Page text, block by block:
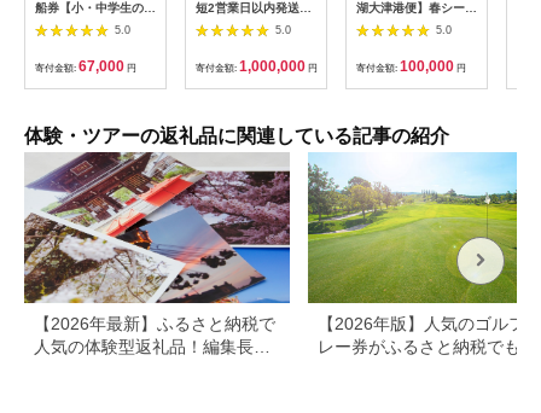
船券【小・中学生のお
子様】
5.0
寄付金額: 67,000 円
短2営業日以内発送】
別府市内の旅館やホテ
ルで使用できる宿泊補
助券 楽しい旅の思い
出を！ 宿泊券 大分県
別府市 3000円 15000
円 30万円 ホテル 旅
館 温泉 旅行 観光 ト
ラベル 宿泊補助券 チ
ケット クーポン 宿泊
お泊り 別府温泉 別府
観光 地獄めぐり 旅 お
すすめ 人気 体験型 節
約_B030-007
5.0
寄付金額: 1,000,000 円
湖大津港便】春シーズ
ン先行予約権（２名様
分の乗船予約の権利）
5.0
寄付金額: 100,000 円
体験・ツアーの返礼品に関連している記事の紹介
【2026年最新】ふるさと納税で
人気の体験型返礼品！編集長お
【2026年版】人気のゴルフ
レー券がふるさと納税でもら